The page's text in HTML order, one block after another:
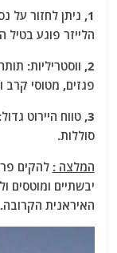
1, ניתן לחזור על
הלייזר פוגע
2, ווסטריליות:
פגזים, מטוסי קרב
3, טווח היירוט גדול:
סוללות.
המלצה : להקים
יבשתיים ומוטסים
האיראנית הקרובה.